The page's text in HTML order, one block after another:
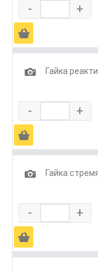
- +
Ä
1
Гайка
- +
Ä
1
Гайка
- +
Ä